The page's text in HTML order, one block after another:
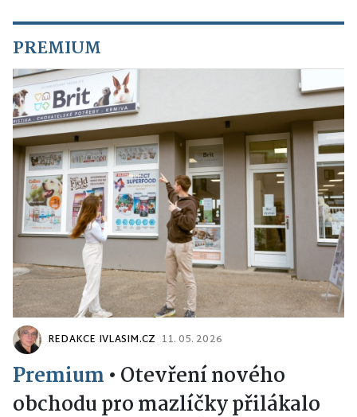
PREMIUM
REDAKCE IVLASIM.CZ 11. 05. 2026
Premium • Otevření nového
obchodu pro mazlíčky přilákalo